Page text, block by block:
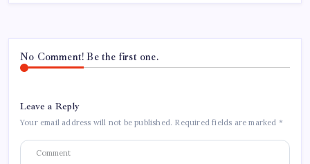
No Comment! Be the first one.
Leave a Reply
Your email address will not be published. Required fields are marked *